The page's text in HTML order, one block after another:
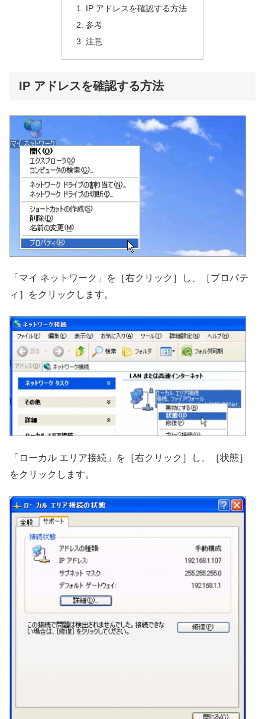
IP アドレスを確認する方法
参考
注意
IP アドレスを確認する方法
「マイ ネットワーク」を［右クリック］し、［プロパテ
ィ］をクリックします。
「ローカル エリア接続」を［右クリック］し、［状態］
をクリックします。